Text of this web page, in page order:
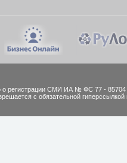
о регистрации СМИ ИА № ФС 77 - 85704
с обязательной гиперссылкой